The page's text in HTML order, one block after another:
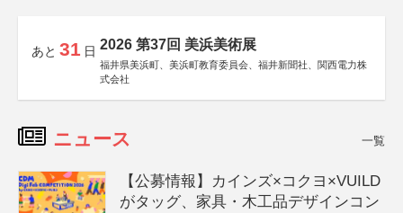
あと 31 日 2026 第37回 美浜美術展
福井県美浜町、美浜町教育委員会、福井新聞社、関西電力株
式会社
ニュース 一覧
【公募情報】カインズ×コクヨ×VUILD
がタッグ、家具・木工品デザインコン